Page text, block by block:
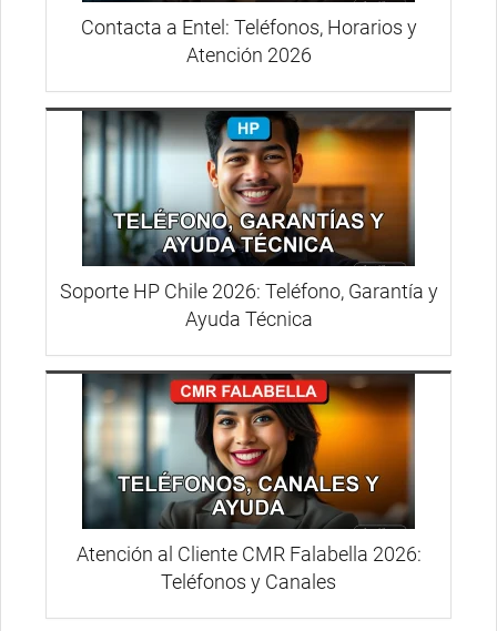
Contacta a Entel: Teléfonos, Horarios y
Atención 2026
Soporte HP Chile 2026: Teléfono, Garantía y
Ayuda Técnica
Atención al Cliente CMR Falabella 2026:
Teléfonos y Canales